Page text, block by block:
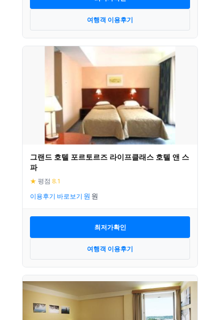
여행객 이용후기
그랜드 호텔 포르토르즈 라이프클래스 호텔 앤 스
파
★ 평점 8.1
이용후기 바로보기
최저가확인
여행객 이용후기